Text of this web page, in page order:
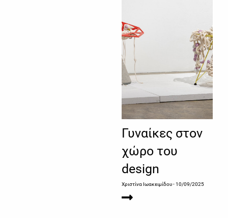
Γυναίκες στον
χώρο του
design
Χριστίνα Ιωακειμίδου- 10/09/2025